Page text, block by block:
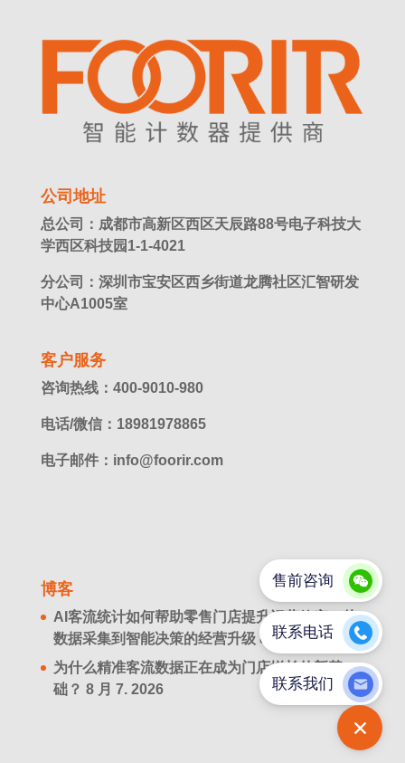
公司地址
总公司：成都市高新区西区天辰路88号电子科技大
学西区科技园1-1-4021
分公司：深圳市宝安区西乡街道龙腾社区汇智研发
中心A1005室
客户服务
咨询热线：400-9010-980
电话/微信：18981978865
电子邮件：info@foorir.com
博客
AI客流统计如何帮助零售门店提升运营效率？从
数据采集到智能决策的经营升级 8 月 8. 2026
为什么精准客流数据正在成为门店增长的新基
础？ 8 月 7. 2026